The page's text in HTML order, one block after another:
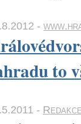
-
to
-